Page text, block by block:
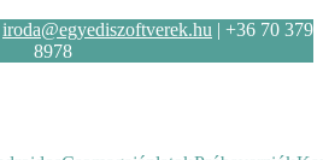
iroda@egyediszoftverek.hu | +36 70 379
8978